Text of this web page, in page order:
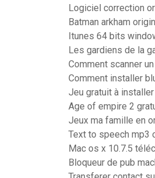
Logiciel correction
Batman arkham
Itunes 64 bits
Les gardiens de la
Comment scanner
Comment installer
Jeu gratuit à
Age of empire 2
Jeux ma famille en
Text to speech mp3
Mac os x 10.7.5
Bloqueur de pub